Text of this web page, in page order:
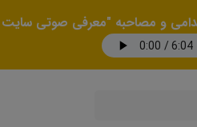
و مصاحبه "معرفی صوتی سایت